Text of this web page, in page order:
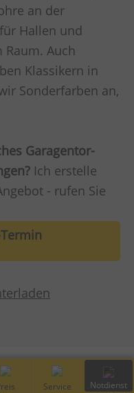
an der
Hallen und
Auch
Klassikern in
Sonderfarben an,
Garagentor-
Ich erstelle
- rufen Sie
Service